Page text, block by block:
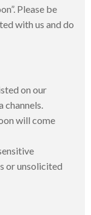
Please be
with us and do
on our
channels.
will come
or unsolicited